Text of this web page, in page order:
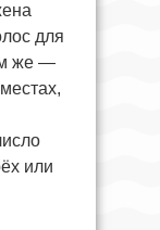
для
же —
или